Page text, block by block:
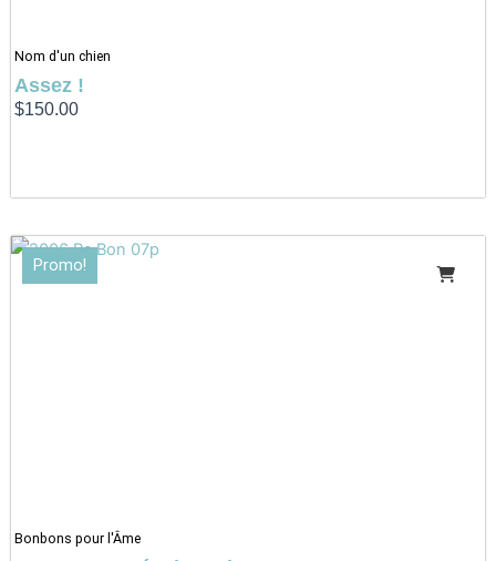
Nom d'un chien
Assez !
$150.00
Promo!
Bonbons pour l'Âme
Le
prix
initial
Le